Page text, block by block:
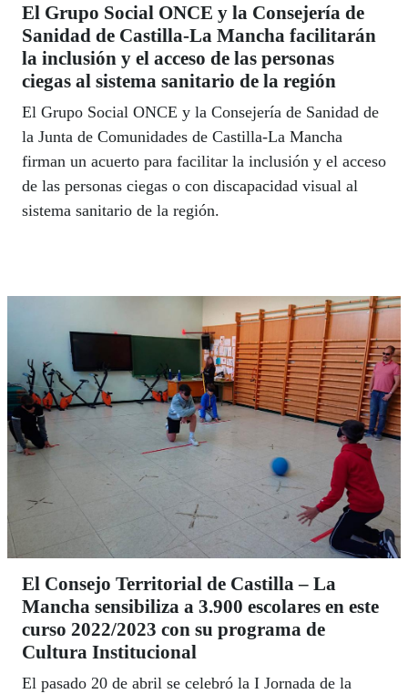
El Grupo Social ONCE y la Consejería de
Sanidad de Castilla-La Mancha facilitarán
la inclusión y el acceso de las personas
ciegas al sistema sanitario de la región
El Grupo Social ONCE y la Consejería de Sanidad de
la Junta de Comunidades de Castilla-La Mancha
firman un acuerto para facilitar la inclusión y el acceso
de las personas ciegas o con discapacidad visual al
sistema sanitario de la región.
El Consejo Territorial de Castilla – La
Mancha sensibiliza a 3.900 escolares en este
curso 2022/2023 con su programa de
Cultura Institucional
El pasado 20 de abril se celebró la I Jornada de la